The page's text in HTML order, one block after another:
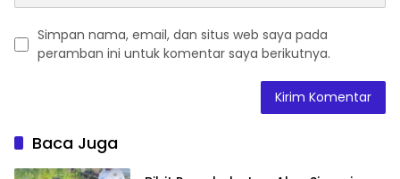
Simpan nama, email, dan situs web saya pada
peramban ini untuk komentar saya berikutnya.
Baca Juga